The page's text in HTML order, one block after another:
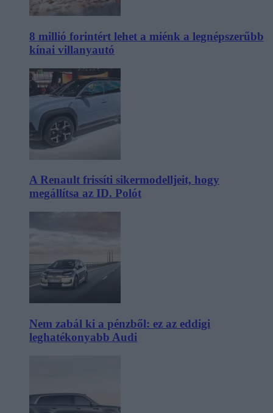
8 millió forintért lehet a miénk a legnépszerűbb
kínai villanyautó
A Renault frissíti sikermodelljeit, hogy
megállítsa az ID. Polót
Nem zabál ki a pénzből: ez az eddigi
leghatékonyabb Audi